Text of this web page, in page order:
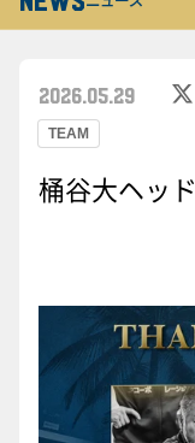
TEAM
2026.05.29
桶谷大ヘッ